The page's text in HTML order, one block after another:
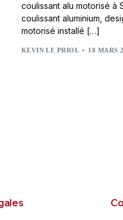
coulissant alu motorisé à
coulissant aluminium,
motorisé installé […]
KEVIN LE PRIOL 18 MARS